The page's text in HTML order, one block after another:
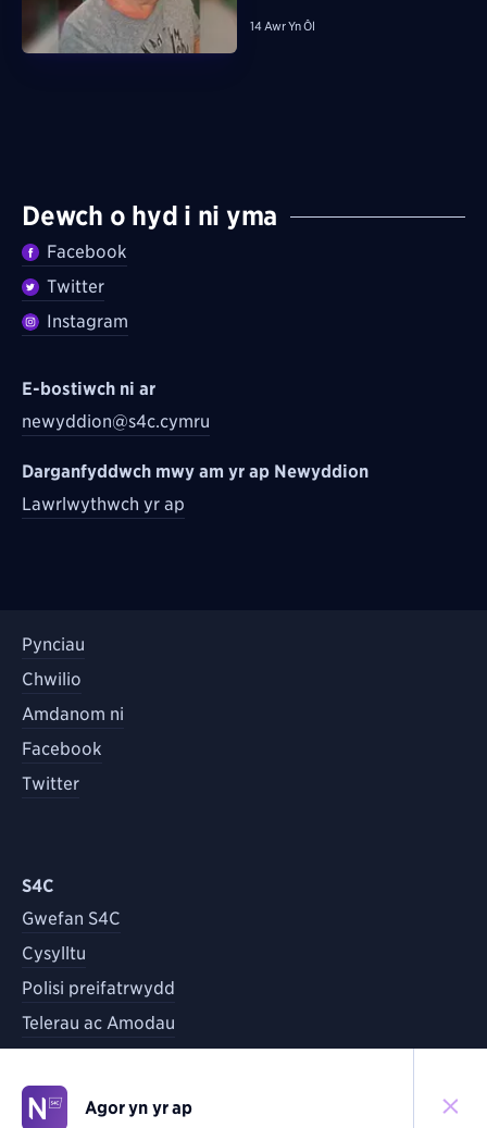
14 Awr Yn Ôl
Dewch o hyd i ni yma
Facebook
Twitter
Instagram
E-bostiwch ni ar
newyddion@s4c.cymru
Darganfyddwch mwy am yr ap Newyddion
Lawrlwythwch yr ap
Pynciau
Chwilio
Amdanom ni
Facebook
Twitter
S4C
Gwefan S4C
Cysylltu
Polisi preifatrwydd
Telerau ac Amodau
Agor yn yr ap